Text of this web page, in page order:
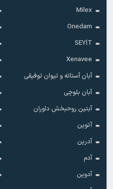
Milex
Onedam
SEYİT
Xenavee
آبان آستاته و تیوان توفیقی
آبان بلوچی
آبتین روحبخش داوران
آتوین
آدرین
آدم
آدوین